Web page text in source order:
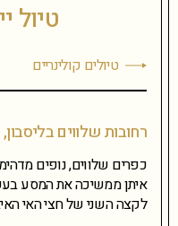
טיולים קולינריים
טיול
רחובות שלווים
כפרים שלווים, נופים
איתן ממשיכה את המסע
לקצה השני של חצי האי